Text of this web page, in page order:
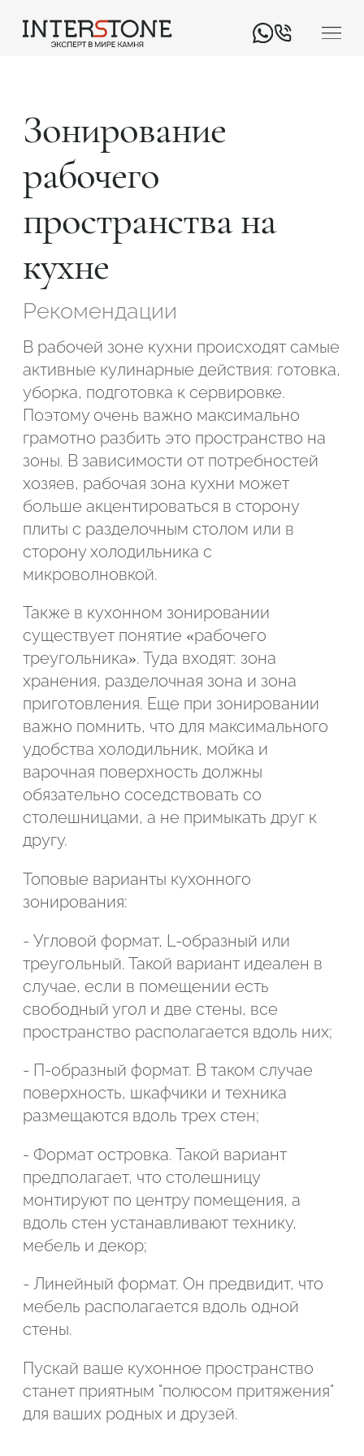
Зонирование
рабочего
пространства на
кухне
Рекомендации
В рабочей зоне кухни происходят самые
активные кулинарные действия: готовка,
уборка, подготовка к сервировке.
Поэтому очень важно максимально
грамотно разбить это пространство на
зоны. В зависимости от потребностей
хозяев, рабочая зона кухни может
больше акцентироваться в сторону
плиты с разделочным столом или в
сторону холодильника с
микроволновкой.
Также в кухонном зонировании
существует понятие «рабочего
треугольника». Туда входят: зона
хранения, разделочная зона и зона
приготовления. Еще при зонировании
важно помнить, что для максимального
удобства холодильник, мойка и
варочная поверхность должны
обязательно соседствовать со
столешницами, а не примыкать друг к
другу.
Топовые варианты кухонного
зонирования:
- Угловой формат, L-образный или
треугольный. Такой вариант идеален в
случае, если в помещении есть
свободный угол и две стены, все
пространство располагается вдоль них;
- П-образный формат. В таком случае
поверхность, шкафчики и техника
размещаются вдоль трех стен;
- Формат островка. Такой вариант
предполагает, что столешницу
монтируют по центру помещения, а
вдоль стен устанавливают технику,
мебель и декор;
- Линейный формат. Он предвидит, что
мебель располагается вдоль одной
стены.
Пускай ваше кухонное пространство
станет приятным "полюсом притяжения"
для ваших родных и друзей.
Ваша сфера деятельности
Обработчик
Подтвердите, что вы не робот
ОТПРАВИТЬ ЗАЯВКУ
Подтвердите, что вы не робот
ОТПРАВИТЬ ПРОЕКТ
Подтвердите, что вы не робот